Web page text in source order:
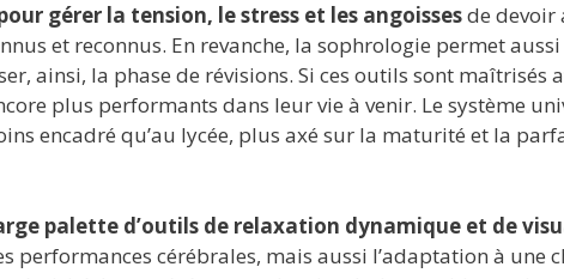
gérer la tension, le stress et les angoissesde devoir
et reconnus. En revanche, la sophrologie permet
ainsi, la phase de révisions. Si ces outils sont maîtrisés
plus performants dans leur vie à venir. Le système
encadré qu’au lycée, plus axé sur la maturité et la
palette d’outils de relaxation dynamique et de
performances cérébrales, mais aussi l’adaptation à une